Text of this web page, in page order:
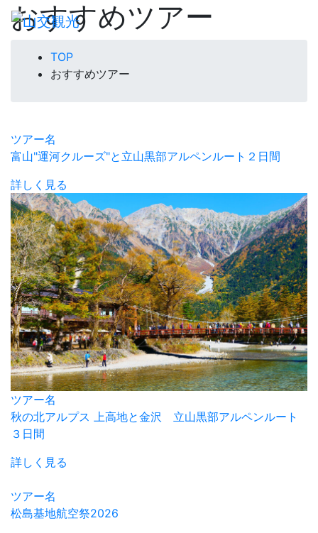
おすすめツアー
TOP
おすすめツアー
ツアー名
富山"運河クルーズ"と立山黒部アルペンルート２日間
詳しく見る
ツアー名
秋の北アルプス 上高地と金沢 立山黒部アルペンルート
３日間
詳しく見る
ツアー名
松島基地航空祭2026